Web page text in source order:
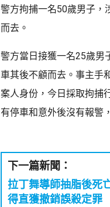
警方拘捕一名50歲男子，
而去。
警方當日接獲一名25歲男
車其後不顧而去。事主手
案人身份，今日採取拘捕
有停車和意外後沒有報警
下一篇新聞：
拉丁舞導師抽脂後
得直獲撤銷誤殺定罪